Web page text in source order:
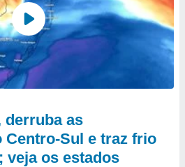
derruba as
Centro-Sul e traz frio
veja os estados